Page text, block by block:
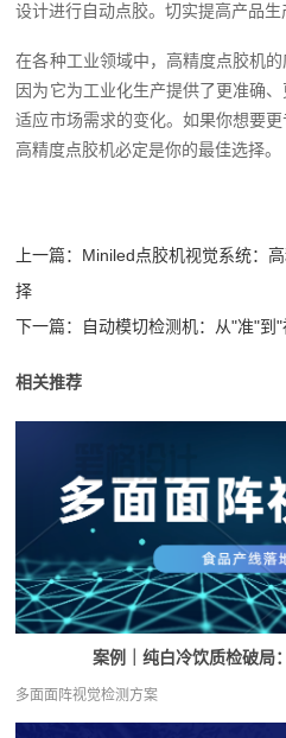
设计进行自动点胶。切实提高产品生
在各种工业领域中，高精度点胶机的
因为它为工业化生产提供了更准确
适应市场需求的变化。如果你想要
高精度点胶机必定是你的最佳选择。
上一篇： Miniled点胶机视觉系统：
择
下一篇： 自动模切检测机：从"准"到
相关推荐
案例｜纯白冷饮质检破局
多面面阵视觉检测方案